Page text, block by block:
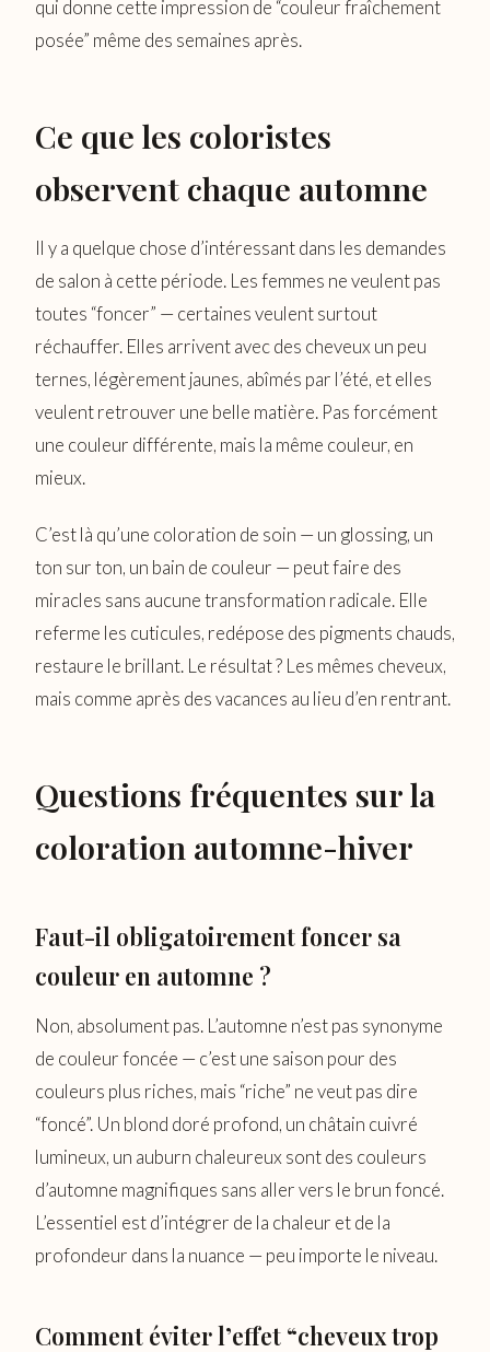
qui donne cette impression de “couleur fraîchement
posée” même des semaines après.
Ce que les coloristes
observent chaque automne
Il y a quelque chose d’intéressant dans les demandes
de salon à cette période. Les femmes ne veulent pas
toutes “foncer” — certaines veulent surtout
réchauffer. Elles arrivent avec des cheveux un peu
ternes, légèrement jaunes, abîmés par l’été, et elles
veulent retrouver une belle matière. Pas forcément
une couleur différente, mais la même couleur, en
mieux.
C’est là qu’une coloration de soin — un glossing, un
ton sur ton, un bain de couleur — peut faire des
miracles sans aucune transformation radicale. Elle
referme les cuticules, redépose des pigments chauds,
restaure le brillant. Le résultat ? Les mêmes cheveux,
mais comme après des vacances au lieu d’en rentrant.
Questions fréquentes sur la
coloration automne-hiver
Faut-il obligatoirement foncer sa
couleur en automne ?
Non, absolument pas. L’automne n’est pas synonyme
de couleur foncée — c’est une saison pour des
couleurs plus riches, mais “riche” ne veut pas dire
“foncé”. Un blond doré profond, un châtain cuivré
lumineux, un auburn chaleureux sont des couleurs
d’automne magnifiques sans aller vers le brun foncé.
L’essentiel est d’intégrer de la chaleur et de la
profondeur dans la nuance — peu importe le niveau.
Comment éviter l’effet “cheveux trop